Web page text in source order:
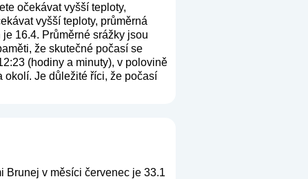
očekávat vyšší teploty,
vyšší teploty, průměrná
16.4. Průměrné srážky jsou
že skutečné počasí se
(hodiny a minuty), v polovině
okolí. Je důležité říci, že počasí
Brunej v měsíci červenec je 33.1